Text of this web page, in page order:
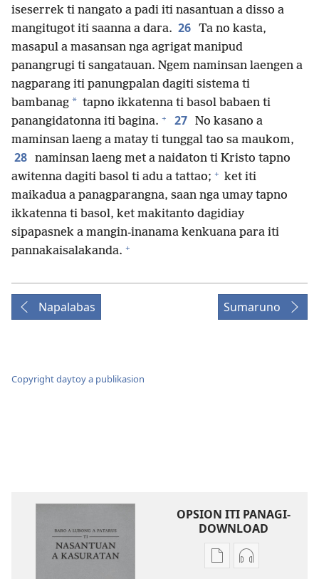
iseserrek ti nangato a padi iti nasantuan a disso a
mangitugot iti saanna a dara. 26 Ta no kasta,
masapul a masansan nga agrigat manipud
panangrugi ti sangatauan. Ngem naminsan laengen a
nagparang iti panungpalan dagiti sistema ti
bambanag * tapno ikkatenna ti basol babaen ti
panangidatonna iti bagina. + 27 No kasano a
maminsan laeng a matay ti tunggal tao sa maukom,
28 naminsan laeng met a naidaton ti Kristo tapno
awitenna dagiti basol ti adu a tattao; + ket iti
maikadua a panagparangna, saan nga umay tapno
ikkatenna ti basol, ket makitanto dagidiay
sipapasnek a mangin-inanama kenkuana para iti
pannakaisalakanda. +
Napalabas Sumaruno
Copyright daytoy a publikasion
OPSION ITI PANAGI-
DOWNLOAD
Dagiti Dagiti